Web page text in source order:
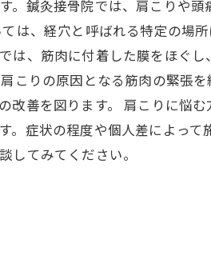
。鍼灸接骨院では、肩こりや頭
は、経穴と呼ばれる特定の場所
は、筋肉に付着した膜をほぐし
こりの原因となる筋肉の緊張を
改善を図ります。 肩こりに悩む
。症状の程度や個人差によって
してみてください。